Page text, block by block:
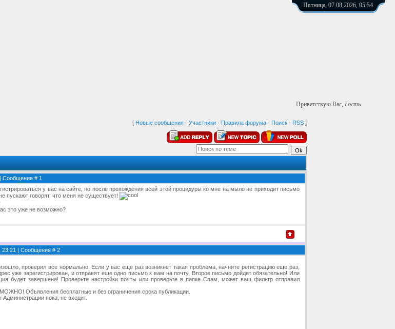
Пятница, 07.08.2026, 05:54
Приветствую Вас, Гость
[ Новые сообщения · Участники · Правила форума · Поиск · RSS ]
Сообщение # 1
у вас на сайте, но после прохождения всей этой процидуры ко мне на мыло не приходит письмо
пускают говорят, что меня не существует!
это уже не возможно?
23:21 | Сообщение # 2
проверил все нормально. Если у вас еще раз возникнет такая проблема, начните регистрацию еще раз,
уже зарегистрирован, и отправят еще одно письмо к вам на почту. Второе письмо дойдет обязательно! Или
будет завершена! Проверьте настройки почты или проверьте в папке Спам, может ваш фильтр отправил
Объявления бесплатные и без ограничения срока публикации.
пока, не входит.